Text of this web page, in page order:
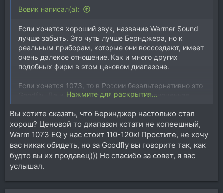
Вовик написал(а):
Если хочется хороший звук, название Warmer Sound
лучше забыть. Это чуть лучше Бернджера, но к
реальным приборам, которые они воссоздают, имеет
очень далекое отношение. Как и много других
подобных фирм в этом ценовом диапазоне.
Если хочется 1073, то в России безальтернативно это
Goodfly. Да и на западе это была бы равноценная
альтернатива BAE, Audioscape или самим AMS Neve.
Я бы даже не рассматривал оригинальный Нив, имея
Goodfly.
Нажмите для раскрытия...
Вы хотите сказать, что Беринджер настолько стал
хорош? Ценовой то диапазон кстати не копеешный,
Warm 1073 EQ у нас стоит 110-120к! Простите, не хочу
вас никак обидеть, но за Goodfly вы говорите так, как
будто вы их продавец))) Но спасибо за совет, я вас
услышал.